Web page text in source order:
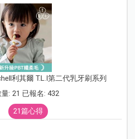
利其爾 T.L.I第二代乳牙刷系列
: 21 已報名: 432
21篇心得